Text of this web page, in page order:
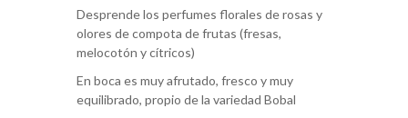
Desprende los perfumes florales de rosas y
olores de compota de frutas (fresas,
melocotón y cítricos)
En boca es muy afrutado, fresco y muy
equilibrado, propio de la variedad Bobal